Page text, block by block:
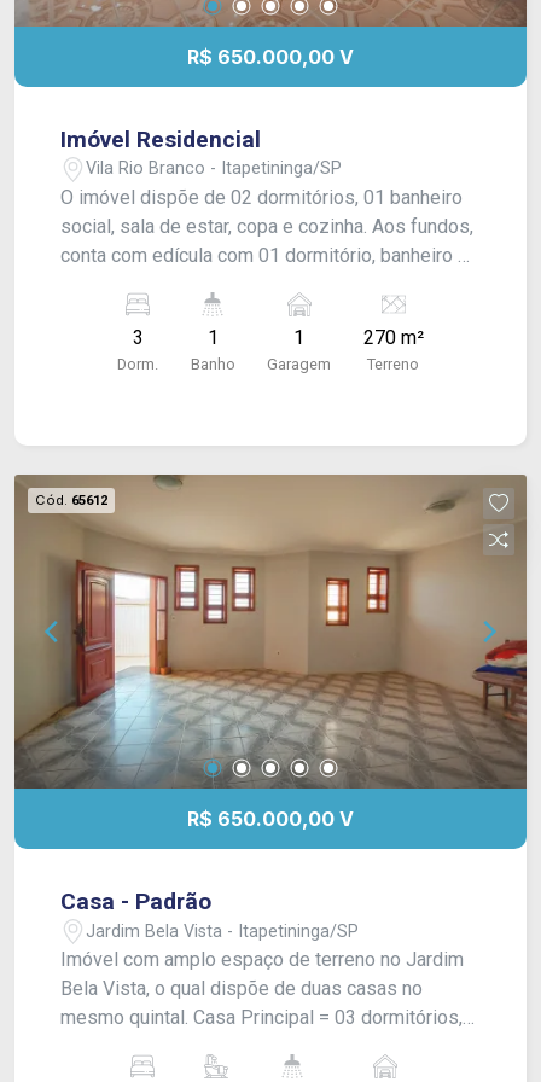
R$ 650.000,00 V
Imóvel Residencial
Vila Rio Branco - Itapetininga/SP
O imóvel dispõe de 02 dormitórios, 01 banheiro
social, sala de estar, copa e cozinha. Aos fundos,
conta com edícula com 01 dormitório, banheiro e
coberta para 01 veículo. Acabamento: Piso frio,
laje, forro em PVC e azulejo.
3
Dorm.
1
Banho
1
Garagem
270 m²
Terreno
Cód. 65612
R$ 650.000,00 V
Casa - Padrão
Jardim Bela Vista - Itapetininga/SP
Imóvel com amplo espaço de terreno no Jardim
Bela Vista, o qual dispõe de duas casas no
mesmo quintal. Casa Principal = 03 dormitórios,
lavabo. Sala de jantar, área de luz e cozinha, além